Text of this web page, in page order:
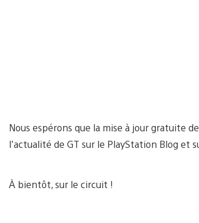
Nous espérons que la mise à jour gratuite
l’actualité de GT sur le PlayStation Blog et
À bientôt, sur le circuit !